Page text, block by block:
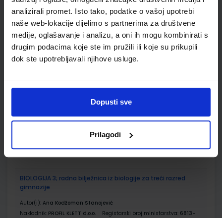
analizirali promet. Isto tako, podatke o vašoj upotrebi
naše web-lokacije dijelimo s partnerima za društvene
medije, oglašavanje i analizu, a oni ih mogu kombinirati s
drugim podacima koje ste im pružili ili koje su prikupili
dok ste upotrebljavali njihove usluge.
Dopusti sve
Prilagodi
ŠIFRA OMOTA:
Udžbenik
BIOLOGIJA 3; udžbenik iz Biologije za 3. razred gimnazije
Nakladnik:PROFIL KLETT d.o.o. Registarski broj ministarstva:6813
CIJENA:19,50 €
Udžbenik
BIOLOGIJA 3; radna bilježnica iz biologije za treći razred
gimnazije
Autor(i): Ana Kodžoman Stanojević
Nakladnik: PROFIL KLETT d.o.o. Registarski broj ministarstva: 6813-